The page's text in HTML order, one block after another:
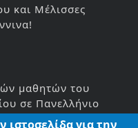
και Μέλισσες
μαθητών του
σε Πανελλήνιο
Διαγωνισμό
για την